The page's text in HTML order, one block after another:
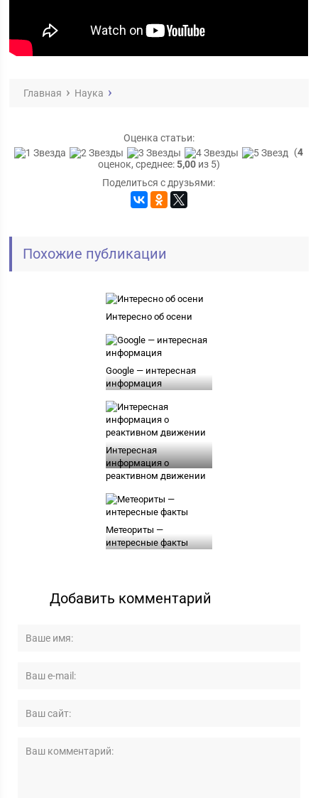
Главная Наука
Оценка статьи:
(4
оценок, среднее:5,00из 5)
Поделиться с друзьями:
Похожие публикации
Интересно об осени
Google — интересная
информация
Интересная
информация о
реактивном движении
Метеориты —
интересные факты
Добавить комментарий